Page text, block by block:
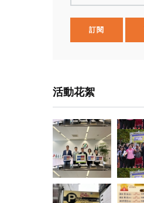
訂閱
活動花絮